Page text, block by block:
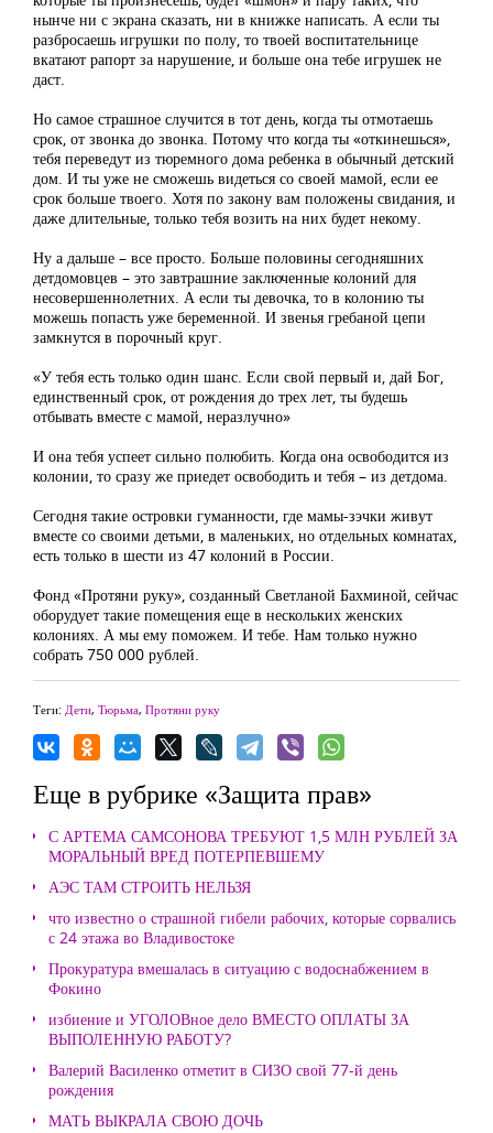
нынче ни с экрана сказать, ни в книжке написать. А если ты
разбросаешь игрушки по полу, то твоей воспитательнице
вкатают рапорт за нарушение, и больше она тебе игрушек не
даст.
Но самое страшное случится в тот день, когда ты отмотаешь
срок, от звонка до звонка. Потому что когда ты «откинешься»,
тебя переведут из тюремного дома ребенка в обычный детский
дом. И ты уже не сможешь видеться со своей мамой, если ее
срок больше твоего. Хотя по закону вам положены свидания, и
даже длительные, только тебя возить на них будет некому.
Ну а дальше – все просто. Больше половины сегодняшних
детдомовцев – это завтрашние заключенные колоний для
несовершеннолетних. А если ты девочка, то в колонию ты
можешь попасть уже беременной. И звенья гребаной цепи
замкнутся в порочный круг.
«У тебя есть только один шанс. Если свой первый и, дай Бог,
единственный срок, от рождения до трех лет, ты будешь
отбывать вместе с мамой, неразлучно»
И она тебя успеет сильно полюбить. Когда она освободится из
колонии, то сразу же приедет освободить и тебя – из детдома.
Сегодня такие островки гуманности, где мамы-зэчки живут
вместе со своими детьми, в маленьких, но отдельных комнатах,
есть только в шести из 47 колоний в России.
Фонд «Протяни руку», созданный Светланой Бахминой, сейчас
оборудует такие помещения еще в нескольких женских
колониях. А мы ему поможем. И тебе. Нам только нужно
собрать 750 000 рублей.
Теги: Дети, Тюрьма, Протяни руку
Еще в рубрике «Защита прав»
С АРТЕМА САМСОНОВА ТРЕБУЮТ 1,5 МЛН РУБЛЕЙ ЗА
МОРАЛЬНЫЙ ВРЕД ПОТЕРПЕВШЕМУ
АЭС ТАМ СТРОИТЬ НЕЛЬЗЯ
что известно о страшной гибели рабочих, которые сорвались
с 24 этажа во Владивостоке
Прокуратура вмешалась в ситуацию с водоснабжением в
Фокино
избиение и УГОЛОВное дело ВМЕСТО ОПЛАТЫ ЗА
ВЫПОЛЕННУЮ РАБОТУ?
Валерий Василенко отметит в СИЗО свой 77-й день
рождения
МАТЬ ВЫКРАЛА СВОЮ ДОЧЬ